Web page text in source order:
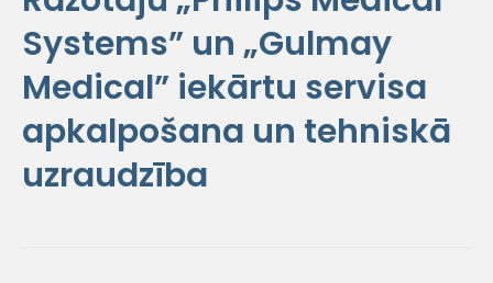
Systems” un „Gulmay
Medical” iekārtu servisa
apkalpošana un tehniskā
uzraudzība